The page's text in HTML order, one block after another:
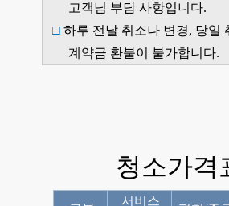
고객님 부담 사항입니다.
□ 하루 전날 취소나 변경, 당일
계약금 환불이 불가합니다.
청소가격
서비스